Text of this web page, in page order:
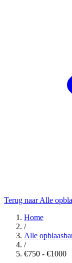
Terug naar Alle
Home
/
Alle
/
€750 - €1000